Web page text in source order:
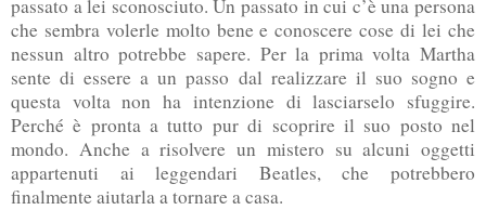
passato a lei sconosciuto. Un passato in cui c’è una persona
che sembra volerle molto bene e conoscere cose di lei che
nessun altro potrebbe sapere. Per la prima volta Martha
sente di essere a un passo dal realizzare il suo sogno e
questa volta non ha intenzione di lasciarselo sfuggire.
Perché è pronta a tutto pur di scoprire il suo posto nel
mondo. Anche a risolvere un mistero su alcuni oggetti
appartenuti ai leggendari Beatles, che potrebbero
finalmente aiutarla a tornare a casa.